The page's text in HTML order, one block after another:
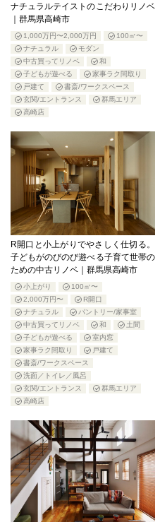
ナチュラルテイストのこだわりリノベ
｜群馬県高崎市
1,000万円〜2,000万円
100㎡〜
ナチュラル
モダン
中古買ってリノベ
和
子どもが遊べる
家事ラク間取り
戸建て
書斎/ワークスペース
玄関/エントランス
群馬エリア
高崎店
R開口と小上がりでやさしく仕切る。
子どもがのびのび遊べる子育て世帯の
ための中古リノベ｜群馬県高崎市
小上がり
100㎡〜
2,000万円〜
R開口
ナチュラル
パントリー/家事室
中古買ってリノベ
和
土間
子どもが遊べる
室内窓
家事ラク間取り
戸建て
書斎/ワークスペース
洗面／トイレ／風呂
玄関/エントランス
群馬エリア
高崎店